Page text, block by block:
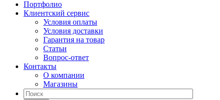
Портфолио
Клиентский сервис
Условия оплаты
Условия доставки
Гарантия на товар
Статьи
Вопрос-ответ
Контакты
О компании
Магазины